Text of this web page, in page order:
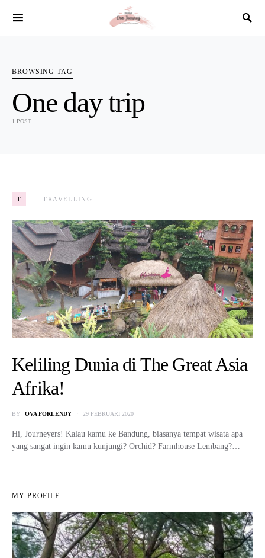
SEARCH FOR:
BROWSING TAG
One day trip
1 POST
T TRAVELLING
Keliling Dunia di The Great Asia
Afrika!
BY OVA FORLENDY 29 FEBRUARI 2020
Hi, Journeyers! Kalau kamu ke Bandung, biasanya tempat wisata apa
yang sangat ingin kamu kunjungi? Orchid? Farmhouse Lembang?…
MY PROFILE